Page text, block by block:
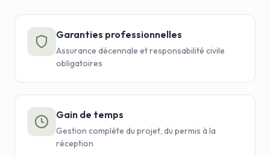
Garanties professionnelles
Assurance décennale et responsabilité civile
obligatoires
Gain de temps
Gestion complète du projet, du permis à la
réception